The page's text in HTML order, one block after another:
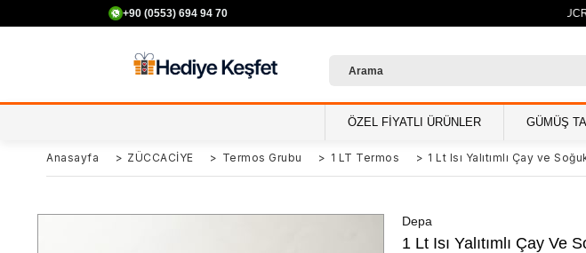
+90 (0553) 694 94 70 500 TL VE ÜZERİ
ÖZEL FİYATLI ÜRÜNLER GÜMÜŞ
Anasayfa > ZÜCCACİYE > Termos Grubu > 1 LT Termos > 1 Lt Isı Yalıtımlı Çay ve
Depa
1 Lt Isı Yalıtımlı Çay Ve